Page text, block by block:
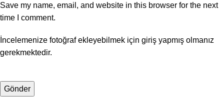
Save my name, email, and website in this browser for the next
time I comment.
İncelemenize fotoğraf ekleyebilmek için giriş yapmış olmanız
gerekmektedir.